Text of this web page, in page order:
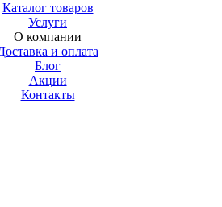
работы
3
для детских площадок
Каталог товаров
Услуги
О компании
и оплата
Блог
Акции
Контакты